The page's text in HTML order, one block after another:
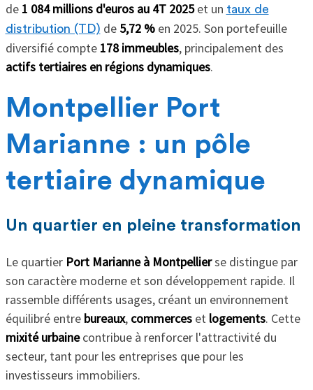
de 1 084 millions d'euros au 4T 2025et un taux de
distribution (TD) de 5,72 % en 2025. Son portefeuille
diversifié compte 178 immeubles, principalement des
actifs tertiaires en régions dynamiques.
Montpellier Port
Marianne : un pôle
tertiaire dynamique
Un quartier en pleine transformation
Le quartier Port Marianne à Montpellierse distingue par
son caractère moderne et son développement rapide. Il
rassemble différents usages, créant un environnement
équilibré entre bureaux, commerceset logements. Cette
mixité urbainecontribue à renforcer l'attractivité du
secteur, tant pour les entreprises que pour les
investisseurs immobiliers.